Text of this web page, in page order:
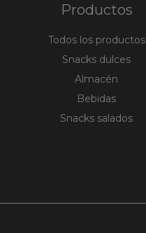
Productos
Todos los productos
Snacks dulces
Almacén
Bebidas
Snacks salados